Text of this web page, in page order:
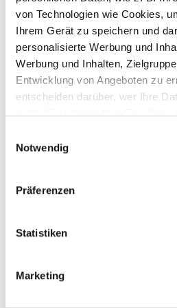
von Technologien wie Cookies,
Ihrem Gerät zu speichern und
personalisierte Werbung und
Werbung und Inhalten,
Entwicklung von Angeboten zu
entscheiden darüber, wer Ihre
nutzt. Sie können Ihre
Trigger Symbol ändern oder
Informationen über Ihre
können
bestimmten Merkmalen
Erfahren Sie mehr darüber, wie
Notwendig
Präferenzen
Statistiken
Marketing
Magazine & Kultur
PRODUKTE